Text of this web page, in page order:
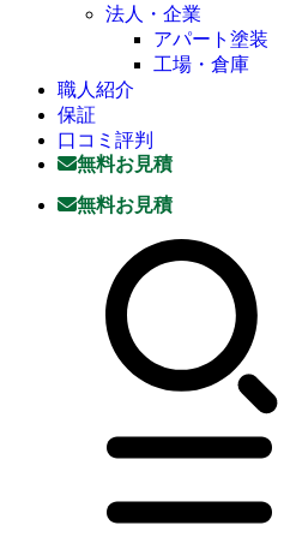
法人・企業
アパート塗装
工場・倉庫
職人紹介
保証
口コミ評判
無料お見積
無料お見積